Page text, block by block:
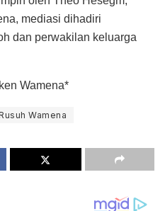
mediasi dihadiri
dan perwakilan keluarga
Wamena*
Wamena